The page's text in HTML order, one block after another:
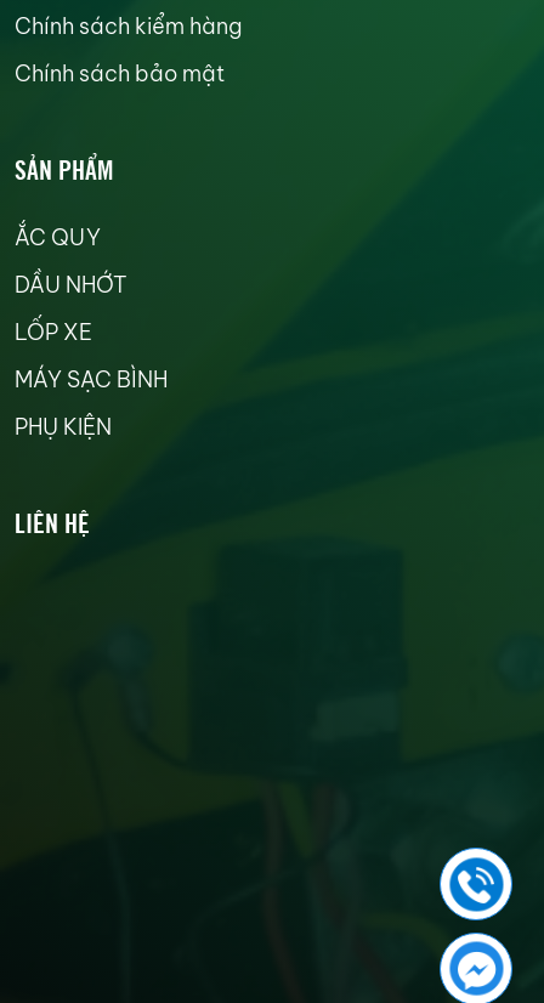
Chính sách kiểm hàng
Chính sách bảo mật
SẢN PHẨM
ẮC QUY
DẦU NHỚT
LỐP XE
MÁY SẠC BÌNH
PHỤ KIỆN
LIÊN HỆ